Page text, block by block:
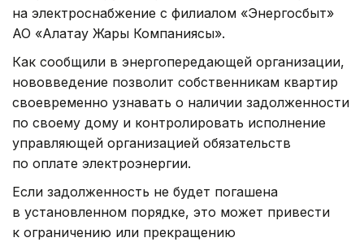
на электроснабжение с филиалом «Энергосбыт»
АО «Алатау Жарық Компаниясы».
Как сообщили в энергопередающей организации,
нововведение позволит собственникам квартир
своевременно узнавать о наличии задолженности
по своему дому и контролировать исполнение
управляющей организацией обязательств
по оплате электроэнергии.
Если задолженность не будет погашена
в установленном порядке, это может привести
к ограничению или прекращению